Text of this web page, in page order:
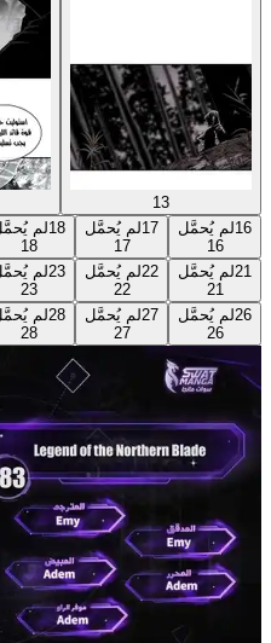
13
16لم يُحمَّل
16
17لم يُحمَّل
17
18لم يُحمَّل
18
21لم يُحمَّل
21
22لم يُحمَّل
22
23لم يُحمَّل
23
26لم يُحمَّل
26
27لم يُحمَّل
27
28لم يُحمَّل
28